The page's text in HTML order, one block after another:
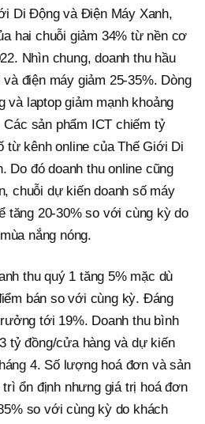
Di Động và Điện Máy Xanh,
hai chuỗi giảm 34% từ nền cơ
Nhìn chung, doanh thu hầu
điện máy giảm 25-35%. Dòng
và laptop giảm mạnh khoảng
sản phẩm ICT chiếm tỷ
từ kênh online của Thế Giới Di
Do đó doanh thu online cũng
chuỗi dự kiến doanh số máy
tăng 20-30% so với cùng kỳ do
nắng nóng.
thu quý 1 tăng 5% mặc dù
bán so với cùng kỳ. Đáng
tới 19%. Doanh thu bình
tỷ đồng/cửa hàng và dự kiến
4. Số lượng hoá đơn và sản
ổn định nhưng giá trị hoá đơn
so với cùng kỳ do khách